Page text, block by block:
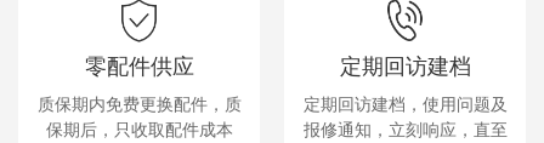
零配件供应
质保期内免费更换配件，质
保期后，只收取配件成本
定期回访建档
定期回访建档，使用问题及
报修通知，立刻响应，直至